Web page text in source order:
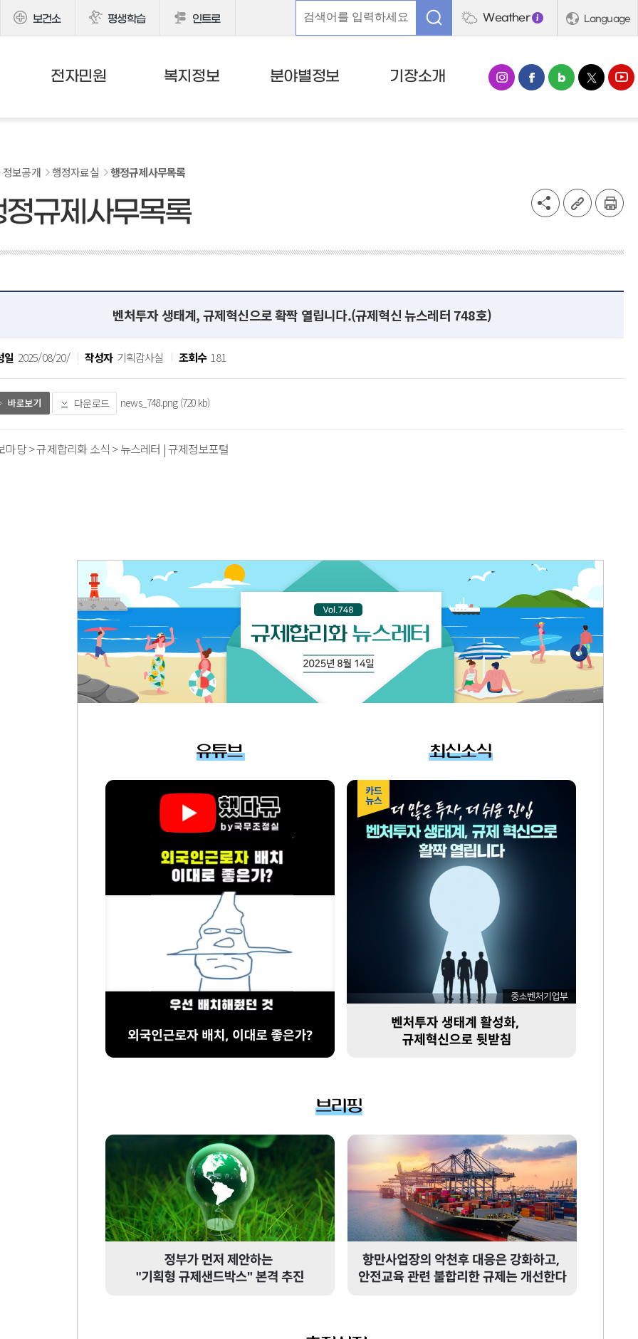
보건소 평생학습 인트로 Weather Language
전자민원 복지정보 분야별정보 기장소개
정보공개 행정자료실 행정규제사무목록
규제사무목록
벤처투자 생태계, 규제혁신으로 확짝 열립니다.(규제혁신 뉴스레터 748호)
일 2025/08/20/ 작성자 기획감사실 조회수 181
다운로드 news_748.png (720 kb)
마당 > 규제합리화 소식 > 뉴스레터 | 규제정보포털